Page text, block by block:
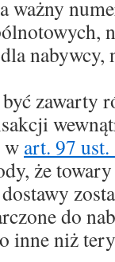
ważny
zawarty
w art. 97 ust.
że
do
inne niż